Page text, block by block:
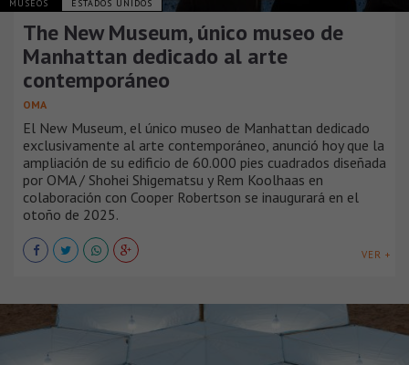
MUSEOS ESTADOS UNIDOS
The New Museum, único museo de
Manhattan dedicado al arte
contemporáneo
OMA
El New Museum, el único museo de Manhattan dedicado
exclusivamente al arte contemporáneo, anunció hoy que la
ampliación de su edificio de 60.000 pies cuadrados diseñada
por OMA / Shohei Shigematsu y Rem Koolhaas en
colaboración con Cooper Robertson se inaugurará en el
otoño de 2025.
VER +